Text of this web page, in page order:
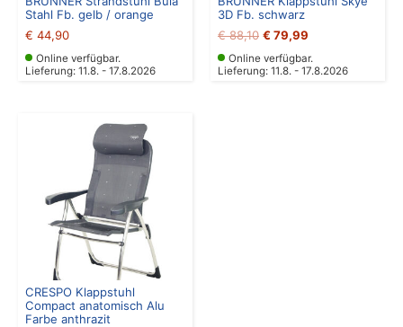
Stahl Fb. gelb / orange
€ 44,90
Online verfügbar.
Lieferung: 11.8. - 17.8.2026
3D Fb. schwarz
€88,10 €79,99
Online verfügbar.
Lieferung: 11.8. - 17.8.2026
CRESPO Klappstuhl
Compact anatomisch Alu
Farbe anthrazit